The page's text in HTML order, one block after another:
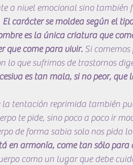
a nivel emocional sino
El carácter se moldea según el
es la única criatura que
que come para vivir. Si
lo que sufrimos de trastornos
es tan mala, si no peor,
tentación reprimida también
te pide, sino poco a poco ir
de forma sabia solo nos pida
en armonía, come tan sólo
como un lugar que debe